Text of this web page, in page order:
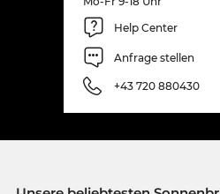
Help Center
Anfrage stellen
+43 720 880430